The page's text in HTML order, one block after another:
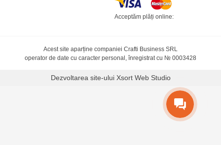
Acceptăm plăți online:
Acest site aparține companiei Crafti Business SRL
operator de date cu caracter personal, înregistrat cu № 0003428
Dezvoltarea site-ului Xsort Web Studio